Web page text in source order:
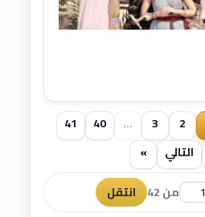
2
3
...
40
41
التالي
»
من 42 انتقل